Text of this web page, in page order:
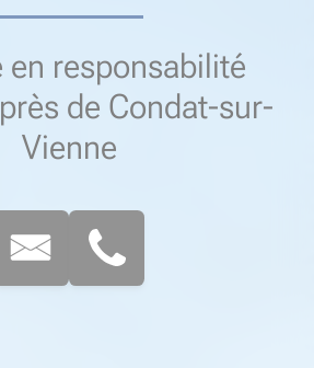
en responsabilité
de Condat-sur-
Vienne​